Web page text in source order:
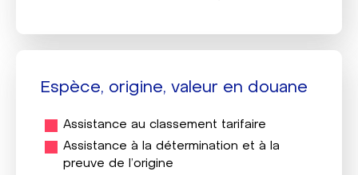
Espèce, origine, valeur en douane
Assistance au classement tarifaire
Assistance à la détermination et à la
preuve de l’origine